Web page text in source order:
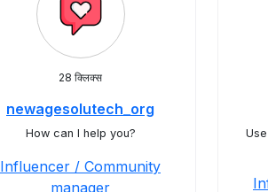
28 क्लिक्स
newagesolutech_org
How can I help you?
Influencer / Community
manager